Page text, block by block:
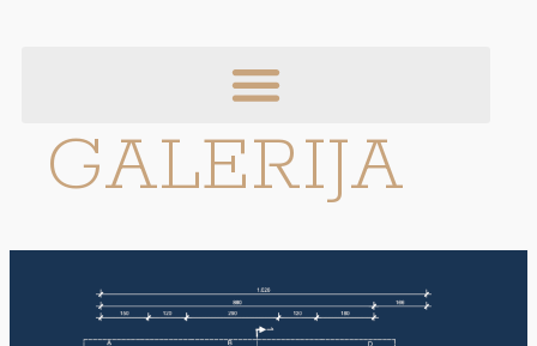
GALERIJA